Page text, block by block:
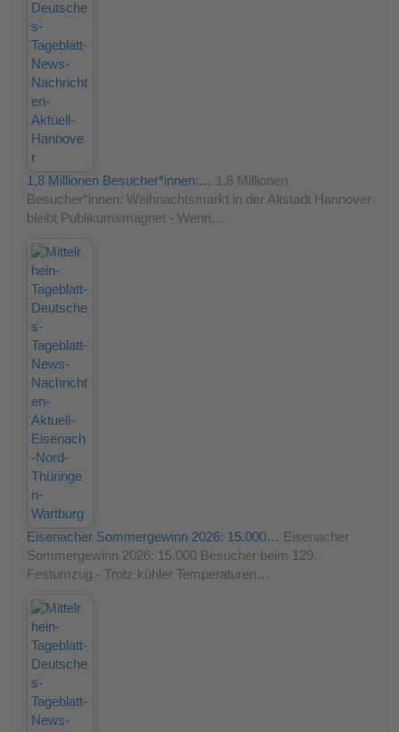
1,8 Millionen Besucher*innen:… 1,8 Millionen
Besucher*innen: Weihnachtsmarkt in der Altstadt Hannover
bleibt Publikumsmagnet - Wenn…
Eisenacher Sommergewinn 2026: 15.000… Eisenacher
Sommergewinn 2026: 15.000 Besucher beim 129.
Festumzug - Trotz kühler Temperaturen…